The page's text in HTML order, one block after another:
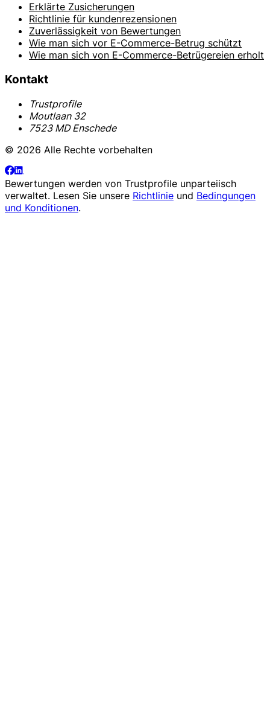
Erklärte Zusicherungen
Richtlinie für kundenrezensionen
Zuverlässigkeit von Bewertungen
Wie man sich vor E-Commerce-Betrug schützt
Wie man sich von E-Commerce-Betrügereien erholt
Kontakt
Trustprofile
Moutlaan 32
7523 MD Enschede
© 2026 Alle Rechte vorbehalten
Bewertungen werden von Trustprofile unparteiisch
verwaltet. Lesen Sie unsere Richtlinie und Bedingungen
und Konditionen.